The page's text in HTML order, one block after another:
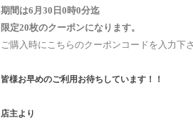
期間は6月30日0時0分迄
限定20枚のクーポンになります。
ご購入時にこちらのクーポンコードを入力下
皆様お早めのご利用お待ちしています！！
店主より